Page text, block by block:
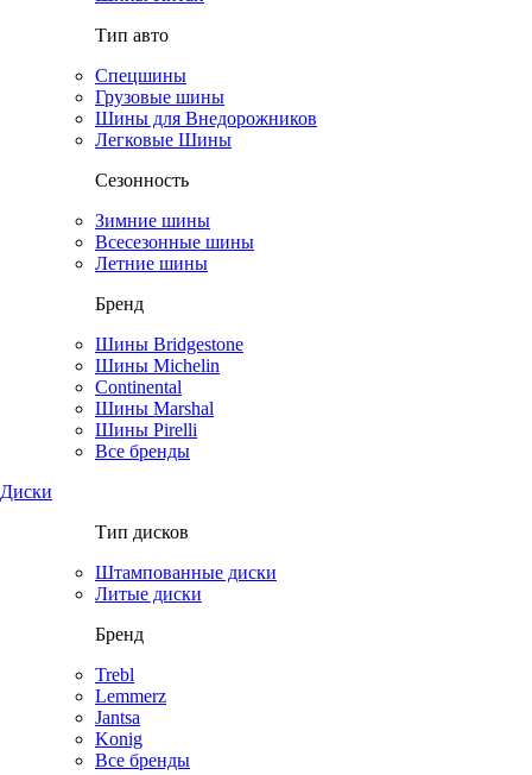
Тип авто
Спецшины
Грузовые шины
Шины для Внедорожников
Легковые Шины
Сезонность
Зимние шины
Всесезонные шины
Летние шины
Бренд
Шины Bridgestone
Шины Michelin
Continental
Шины Marshal
Шины Pirelli
Все бренды
Диски
Тип дисков
Штампованные диски
Литые диски
Бренд
Trebl
Lemmerz
Jantsa
Konig
Все бренды